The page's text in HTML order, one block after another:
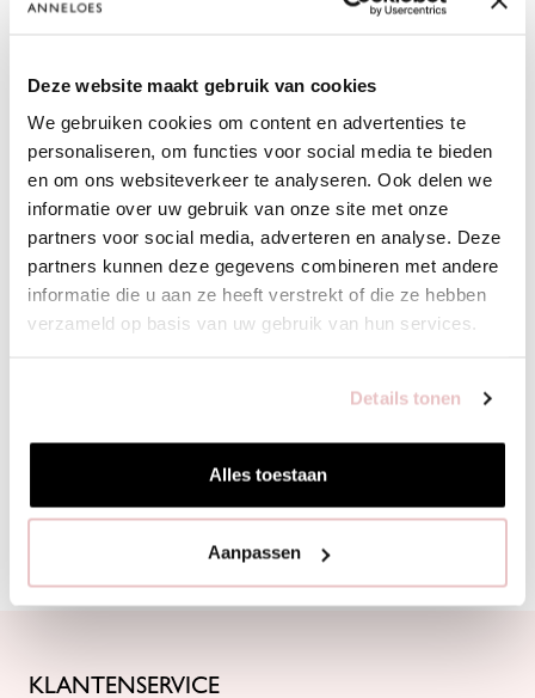
Deze website maakt gebruik van cookies
We gebruiken cookies om content en advertenties te
personaliseren, om functies voor social media te bieden
en om ons websiteverkeer te analyseren. Ook delen we
informatie over uw gebruik van onze site met onze
partners voor social media, adverteren en analyse. Deze
partners kunnen deze gegevens combineren met andere
informatie die u aan ze heeft verstrekt of die ze hebben
verzameld op basis van uw gebruik van hun services.
Details tonen
Alles toestaan
Aanpassen
WASVOORSCHRIFTEN
FOOTPRINT
Bij Studio Anneloes staat transparantie centraal. We delen per
item wat defootprintis van grondstof tot shop, zodat je weet wat
je koopt. Dit inzicht helpt ons deze impact continu te verlagen.
Lees hier meer over duurzaamheidbij Studio Anneloes.
Water
Uitstoot
1.90 kg CO2
Energie
KLANTENSERVICE